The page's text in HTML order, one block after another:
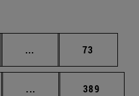
... Páginas intermedias
Página
73
... Páginas intermedias
Página
389